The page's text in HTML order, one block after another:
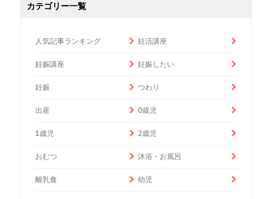
カテゴリー一覧
人気記事ランキング 妊活講座
妊娠講座 妊娠したい
妊娠 つわり
出産 0歳児
1歳児 2歳児
おむつ 沐浴・お風呂
離乳食 幼児